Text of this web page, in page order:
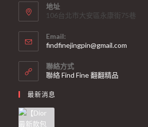
地址
106台北市大安區永康街75巷
Email:
findfinejingpin@gmail.com
聯絡方式
聯絡 Find Fine 翻翻精品
最新消息